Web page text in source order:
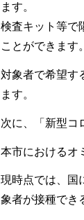
ます。
検査キット等で
ことができます。
対象者で希望す
ます。
次に、「新型コ
本市におけるオ
現時点では、国
象者が接種でき